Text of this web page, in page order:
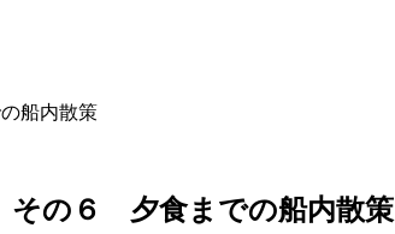
船内散策
の６ 夕食までの船内散策